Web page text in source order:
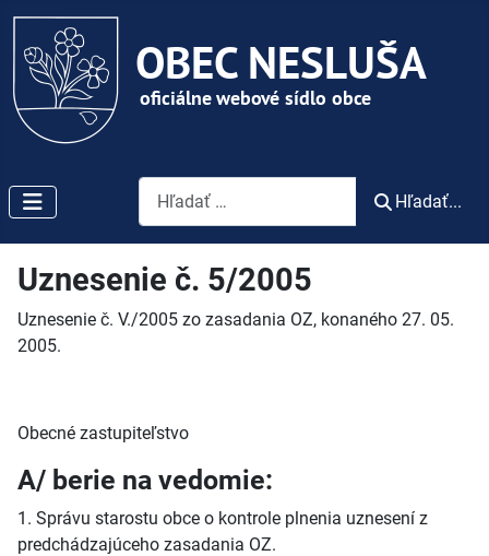
Vyhľadávanie
Hľadať...
Uznesenie č. 5/2005
Uznesenie č. V./2005 zo zasadania OZ, konaného 27. 05.
2005.
Obecné zastupiteľstvo
A/ berie na vedomie:
1. Správu starostu obce o kontrole plnenia uznesení z
predchádzajúceho zasadania OZ.